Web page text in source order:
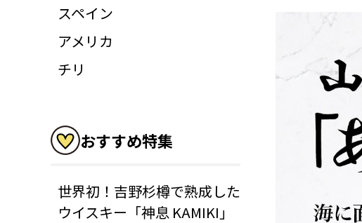
スペイン
アメリカ
チリ
おすすめ特集
世界初！吉野杉樽で熟成した
ウイスキー「神息 KAMIKI」